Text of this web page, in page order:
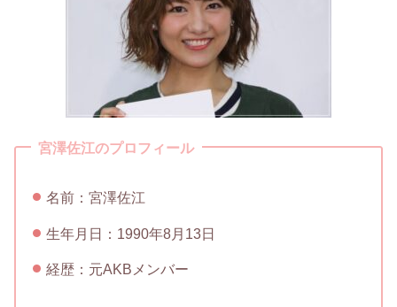
宮澤佐江のプロフィール
名前：宮澤佐江
生年月日：1990年8月13日
経歴：元AKBメンバー